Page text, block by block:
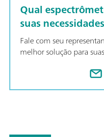
to quantitative model
Qual
suas
Fale com seu
melhor solução para